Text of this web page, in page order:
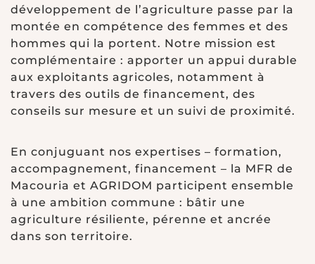
développement de l’agriculture passe par la
montée en compétence des femmes et des
hommes qui la portent. Notre mission est
complémentaire : apporter un appui durable
aux exploitants agricoles, notamment à
travers des outils de financement, des
conseils sur mesure et un suivi de proximité.
En conjuguant nos expertises – formation,
accompagnement, financement – la MFR de
Macouria et AGRIDOM participent ensemble
à une ambition commune : bâtir une
agriculture résiliente, pérenne et ancrée
dans son territoire.